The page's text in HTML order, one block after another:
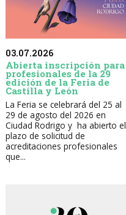
03.07.2026
Abierta inscripción para
profesionales de la 29
edición de la Feria de
Castilla y León
La Feria se celebrará del 25 al
29 de agosto del 2026 en
Ciudad Rodrigo y ha abierto el
plazo de solicitud de
acreditaciones profesionales
que...